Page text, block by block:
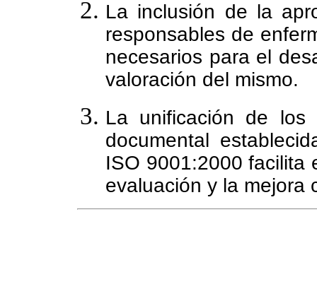
La inclusión de la
responsables de
necesarios para el
valoración del mismo.
La unificación de los
documental
ISO 9001:2000 facilita
evaluación y la mejora